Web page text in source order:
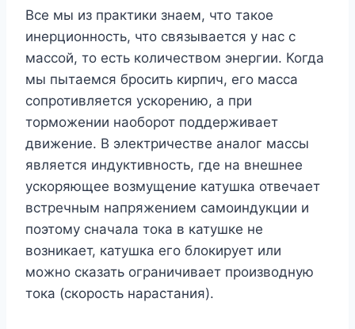
Все мы из практики знаем, что такое
инерционность, что связывается у нас с
массой, то есть количеством энергии. Когда
мы пытаемся бросить кирпич, его масса
сопротивляется ускорению, а при
торможении наоборот поддерживает
движение. В электричестве аналог массы
является индуктивность, где на внешнее
ускоряющее возмущение катушка отвечает
встречным напряжением самоиндукции и
поэтому сначала тока в катушке не
возникает, катушка его блокирует или
можно сказать ограничивает производную
тока (скорость нарастания).